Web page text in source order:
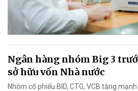
Ngân hàng nhóm Big 3
sở hữu vốn Nhà nước
Nhóm cổ phiếu BID, CTG, VCB tăng